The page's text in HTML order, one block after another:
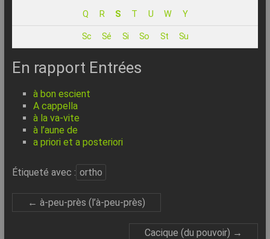
Internet
Expliquée
Simplement
Q R S T U W Y
Sc Sé Si So St Su
En rapport Entrées
à bon escient
A cappella
à la va-vite
à l’aune de
a priori et a posteriori
Étiqueté avec : ortho
← à-peu-près (l’à-peu-près)
Cacique (du pouvoir) →